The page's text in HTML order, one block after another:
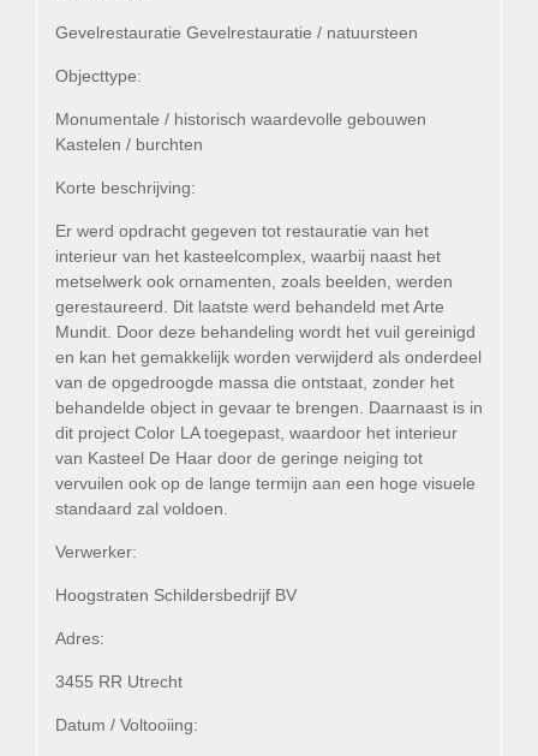
Gevelrestauratie Gevelrestauratie / natuursteen
Objecttype:
Monumentale / historisch waardevolle gebouwen
Kastelen / burchten
Korte beschrijving:
Er werd opdracht gegeven tot restauratie van het
interieur van het kasteelcomplex, waarbij naast het
metselwerk ook ornamenten, zoals beelden, werden
gerestaureerd. Dit laatste werd behandeld met Arte
Mundit. Door deze behandeling wordt het vuil gereinigd
en kan het gemakkelijk worden verwijderd als onderdeel
van de opgedroogde massa die ontstaat, zonder het
behandelde object in gevaar te brengen. Daarnaast is in
dit project Color LA toegepast, waardoor het interieur
van Kasteel De Haar door de geringe neiging tot
vervuilen ook op de lange termijn aan een hoge visuele
standaard zal voldoen.
Verwerker:
Hoogstraten Schildersbedrijf BV
Adres:
3455 RR Utrecht
Datum / Voltooiing: